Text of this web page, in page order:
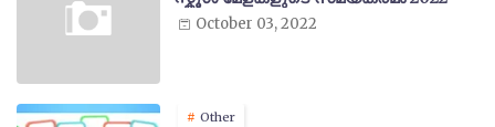
October 03, 2022
Other